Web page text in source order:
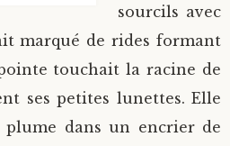
sourcils avec
marqué de rides formant
touchait la racine de
ses petites lunettes. Elle
plume dans un encrier de